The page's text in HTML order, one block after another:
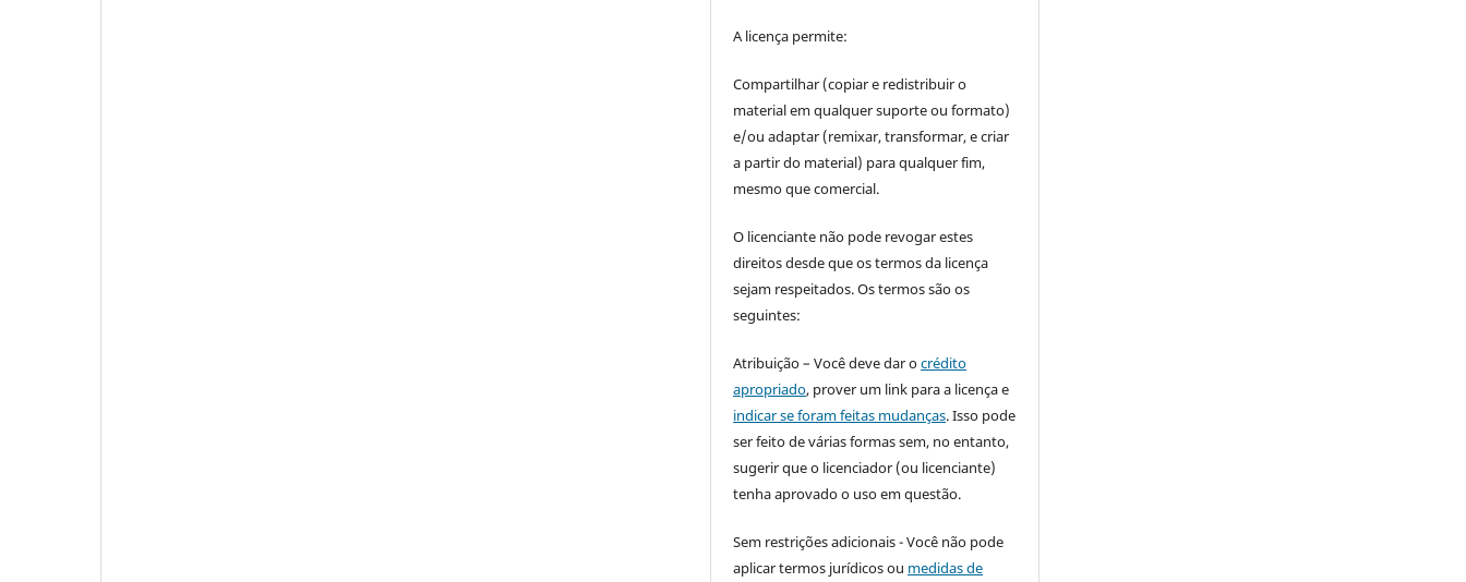
A licença permite:
Compartilhar (copiar e redistribuir o
material em qualquer suporte ou formato)
e/ou adaptar (remixar, transformar, e criar
a partir do material) para qualquer fim,
mesmo que comercial.
O licenciante não pode revogar estes
direitos desde que os termos da licença
sejam respeitados. Os termos são os
seguintes:
Atribuição – Você deve dar ocrédito
apropriado, prover um link para a licença e
indicar se foram feitas mudanças. Isso pode
ser feito de várias formas sem, no entanto,
sugerir que o licenciador (ou licenciante)
tenha aprovado o uso em questão.
Sem restrições adicionais - Você não pode
aplicar termos jurídicos ou medidas de